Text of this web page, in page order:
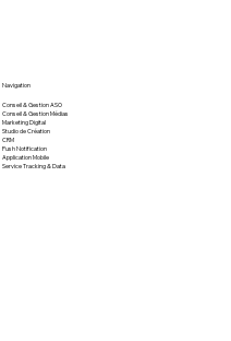
Navigation
Conseil & Gestion ASO
Conseil & Gestion Médias
Marketing Digital
Studio de Création
CRM
Push Notification
Application Mobile
Service Tracking & Data